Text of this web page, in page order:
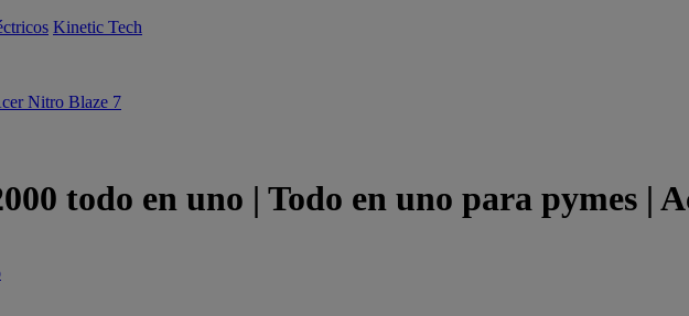
Kinetic Tech
Nitro Blaze 7
todo en uno | Todo en uno para pymes |